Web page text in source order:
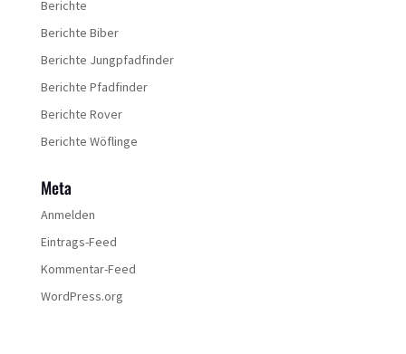
Berichte
Berichte Biber
Berichte Jungpfadfinder
Berichte Pfadfinder
Berichte Rover
Berichte Wöflinge
Meta
Anmelden
Eintrags-Feed
Kommentar-Feed
WordPress.org